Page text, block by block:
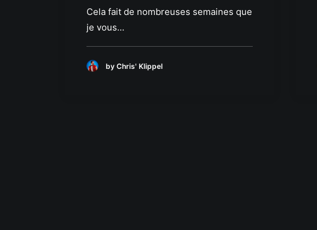
Cela fait de nombreuses semaines que
je vous…
by Chris' Klippel